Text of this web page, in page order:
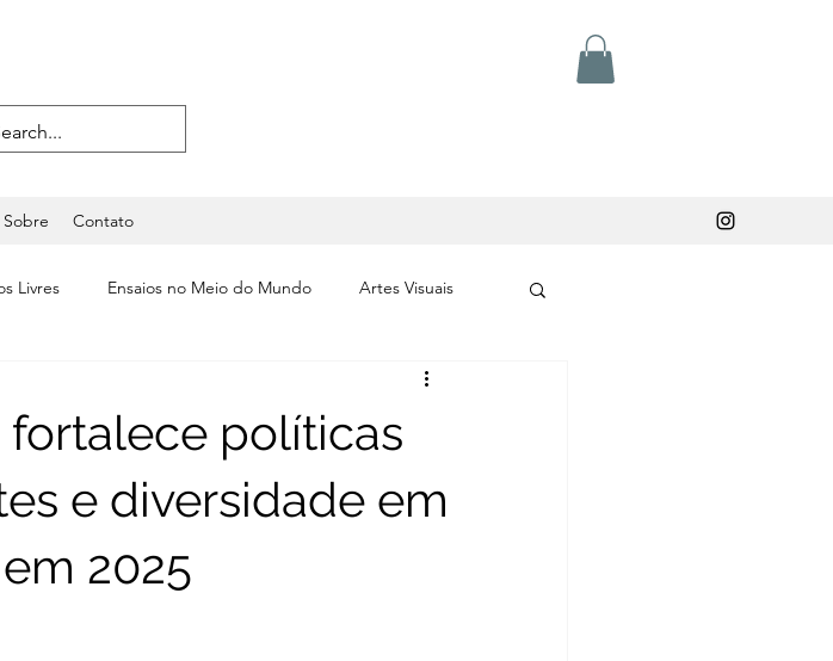
Sobre Contato
Livres Ensaios no Meio do Mundo Artes Visuais
fortalece políticas
e diversidade em
2025